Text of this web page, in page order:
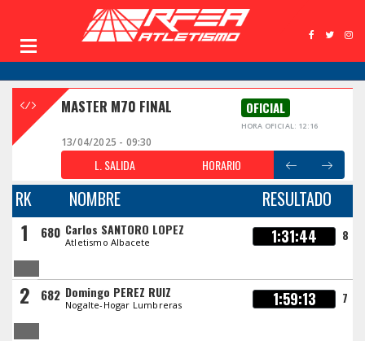
MASTER M70 FINAL OFICIAL
HORA OFICIAL: 12:16
13/04/2025 - 09:30
L. SALIDA HORARIO
RK NOMBRE RESULTADO
1 680 Carlos SANTORO LOPEZ
Atletismo Albacete 1:31:44 8
2 682 Domingo PEREZ RUIZ
Nogalte-Hogar Lumbreras 1:59:13 7